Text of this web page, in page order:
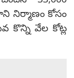
నిర్మాణం కోసం
కొన్ని వేల కోట్ల